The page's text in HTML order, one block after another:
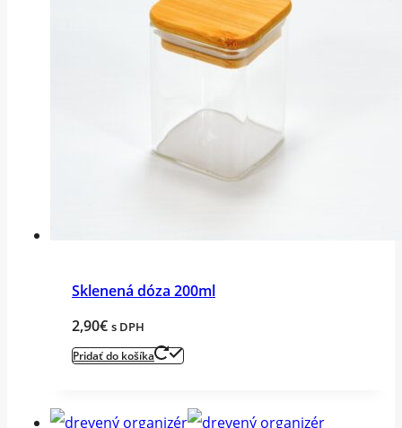
Sklenená dóza 200ml
2,90€ s DPH
Pridať do košíka